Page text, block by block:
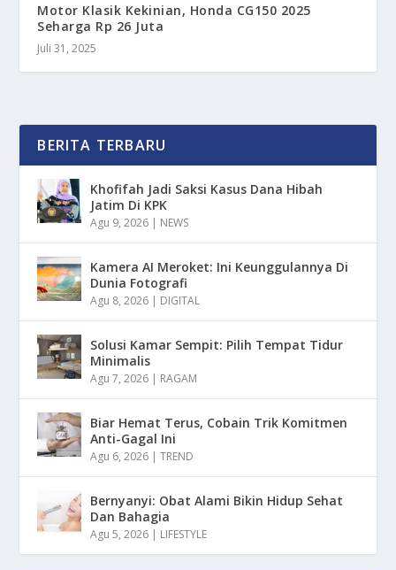
Motor Klasik Kekinian, Honda CG150 2025
Seharga Rp 26 Juta
Juli 31, 2025
BERITA TERBARU
Khofifah Jadi Saksi Kasus Dana Hibah
Jatim Di KPK
Agu 9, 2026 | NEWS
Kamera AI Meroket: Ini Keunggulannya Di
Dunia Fotografi
Agu 8, 2026 | DIGITAL
Solusi Kamar Sempit: Pilih Tempat Tidur
Minimalis
Agu 7, 2026 | RAGAM
Biar Hemat Terus, Cobain Trik Komitmen
Anti-Gagal Ini
Agu 6, 2026 |TREND
Bernyanyi: Obat Alami Bikin Hidup Sehat
Dan Bahagia
Agu 5, 2026 | LIFESTYLE